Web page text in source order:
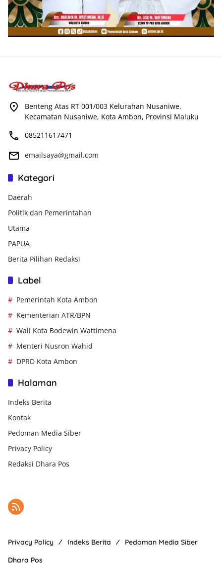
Benteng Atas RT 001/003 Kelurahan Nusaniwe,
Kecamatan Nusaniwe, Kota Ambon, Provinsi Maluku
085211617471
emailsaya@gmail.com
Kategori
Daerah
Politik dan Pemerintahan
Utama
PAPUA
Berita Pilihan Redaksi
Label
Pemerintah Kota Ambon
Kementerian ATR/BPN
Wali Kota Bodewin Wattimena
Menteri Nusron Wahid
DPRD Kota Ambon
Halaman
Indeks Berita
Kontak
Pedoman Media Siber
Privacy Policy
Redaksi Dhara Pos
Privacy Policy Indeks Berita
Pedoman Media Siber
Dhara Pos